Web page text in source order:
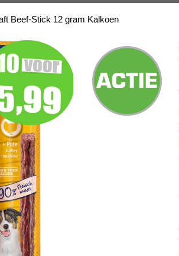
Beef-Stick 12 gram Kalkoen